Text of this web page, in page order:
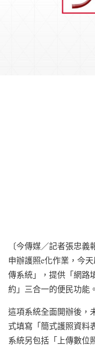
〔今傳媒／記者張忠
申辦護照e化作業，今
傳系統」，提供「網路
約」三合一的便民功能。
這項系統全面開辦後，
式填寫「簡式護照資料
系統另包括「上傳數位